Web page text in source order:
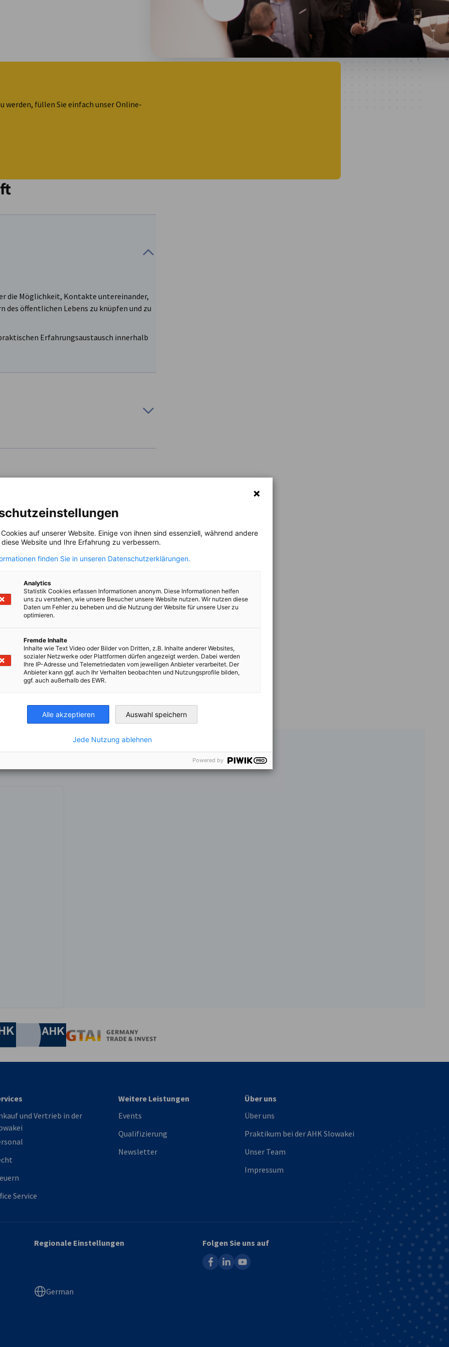
werden, füllen Sie einfach unser Online-
die Möglichkeit, Kontakte untereinander,
öffentlichen Lebens zu knüpfen und zu
Erfahrungsaustausch innerhalb
Beratung und anderen Dienstleistungen
zur Verfügung.
zu Vertretern in Politik und der
auf und vertritt ihre Interessen
Verbesserung der Standortbedingungen in
schalten.
Industrie- und Handelskammer
Industrie- und Handelskammer
AHK.de
und Vertrieb in der
Service
Weitere Leistungen
Events
Qualifizierung
Newsletter
Über uns
Über uns
Praktikum bei der AHK Slowakei
Unser Team
Impressum
Regionale Einstellungen
German
Folgen Sie uns auf
facebooklinkedinyoutube
auf unserer Website. Einige von ihnen sind essenziell, während andere
Website und Ihre Erfahrung zu verbessern.
finden Sie in unseren Datenschutzerklärungen.
Analytics
Statistik Cookies erfassen Informationen anonym. Diese Informationen helfen
uns zu verstehen, wie unsere Besucher unsere Website nutzen. Wir nutzen diese
Daten um Fehler zu beheben und die Nutzung der Website für unsere User zu
optimieren.
Fremde Inhalte
Inhalte wie Text Video oder Bilder von Dritten, z.B. Inhalte anderer Websites,
sozialer Netzwerke oder Plattformen dürfen angezeigt werden. Dabei werden
Ihre IP-Adresse und Telemetriedaten vom jeweiligen Anbieter verarbeitet. Der
Anbieter kann ggf. auch Ihr Verhalten beobachten und Nutzungsprofile bilden,
ggf. auch außerhalb des EWR.
Alle akzeptieren Auswahl speichern
Jede Nutzung ablehnen
Powered by